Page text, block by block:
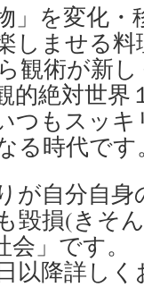
」を変化
しませる
観術が新
的絶対世界
つもスッ
る時代です
が自分自
毀損(きそ
会」です。
以降詳し